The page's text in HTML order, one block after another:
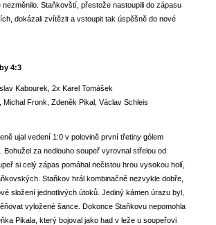
Staňkovští, přestože nastoupili do zápasu
dokázali zvítězit a vstoupit tak úspěšně do nové
4:3
Kabourek, 2x Karel Tomášek
Michal Fronk, Zdeněk Pikal, Václav Schleis
ujal vedení 1:0 v polovině první třetiny gólem
Bohužel za nedlouho soupeř vyrovnal střelou od
si celý zápas pomáhal nečistou hrou vysokou holí,
Staňkov hrál kombinačně nezvykle dobře,
složení jednotlivých útoků. Jediný kámen úrazu byl,
vyložené šance. Dokonce Staňkovu nepomohla
Pikala, který bojoval jako had v leže u soupeřovi